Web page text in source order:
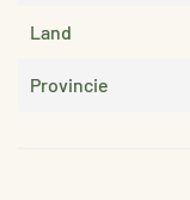
Land
Provincie